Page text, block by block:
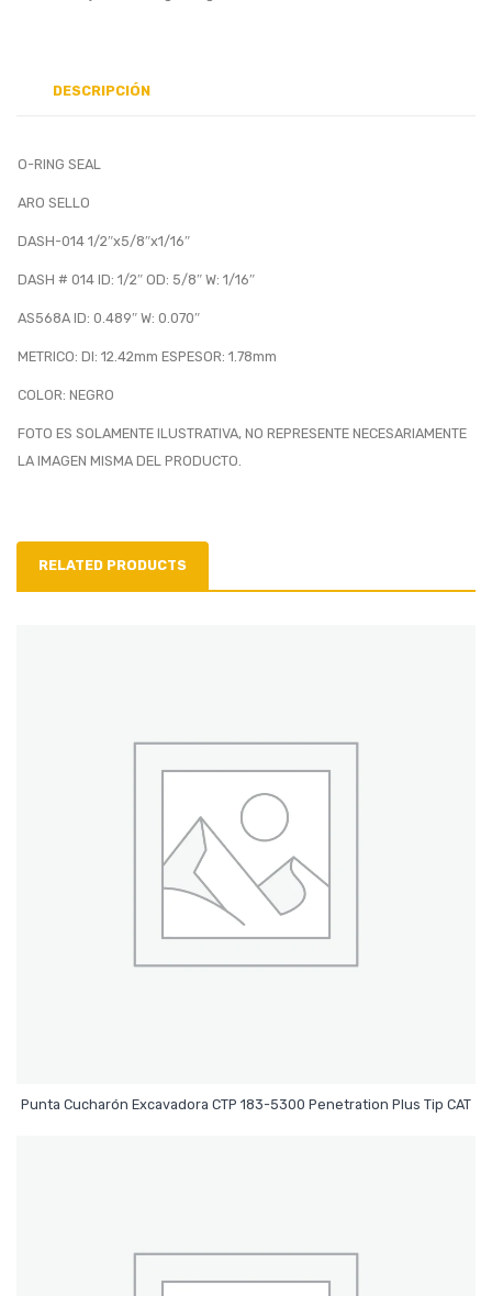
DESCRIPCIÓN
O-RING SEAL
ARO SELLO
DASH-014 1/2″x5/8″x1/16″
DASH # 014 ID: 1/2″ OD: 5/8″ W: 1/16″
AS568A ID: 0.489″ W: 0.070″
METRICO: DI: 12.42mm ESPESOR: 1.78mm
COLOR: NEGRO
FOTO ES SOLAMENTE ILUSTRATIVA, NO REPRESENTE NECESARIAMENTE
LA IMAGEN MISMA DEL PRODUCTO.
RELATED PRODUCTS
Punta Cucharón Excavadora CTP 183-5300 Penetration Plus Tip CAT